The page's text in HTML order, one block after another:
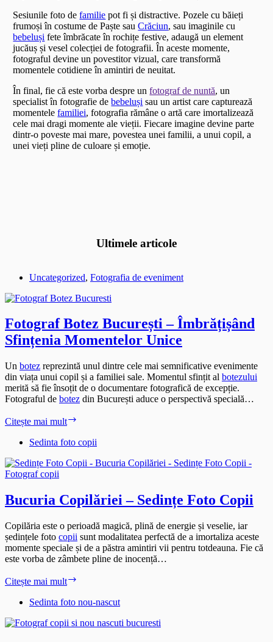
Sesiunile foto defamilie pot fi și distractive. Pozele cu băieți
frumoși în costume de Paște sauCrăciun, sau imaginile cu
bebeluși fete îmbrăcate în rochițe festive, adaugă un element
jucăuș și vesel colecției de fotografii. În aceste momente,
fotograful devine un povestitor vizual, care transformă
momentele cotidiene în amintiri de neuitat.
În final, fie că este vorba despre unfotograf de nuntă, un
specialist în fotografie debebeluși sau un artist care capturează
momentelefamiliei, fotografia rămâne o artă care imortalizează
cele mai dragi momente ale vieții. Fiecare imagine devine parte
dintr-o poveste mai mare, povestea unei familii, a unui copil, a
unei vieți pline de culoare și emoție.
Ultimele articole
Uncategorized, Fotografia de eveniment
Fotograf Botez București – Îmbrățișând
Sfințenia Momentelor Unice
Un botez reprezintă unul dintre cele mai semnificative evenimente
din viața unui copil și a familiei sale. Momentul sfințit al botezului
merită să fie însoțit de o documentare fotografică de excepție.
Fotograful de botez din București aduce o perspectivă specială…
Citește mai mult
București
Îmbrățișând
Unice
Sedinta foto copii
Bucuria Copilăriei – Sedințe Foto Copii
Copilăria este o perioadă magică, plină de energie și veselie, iar
ședințele foto copii sunt modalitatea perfectă de a imortaliza aceste
momente speciale și de a păstra amintiri vii pentru totdeauna. Fie că
este vorba de zâmbete pline de inocență…
Citește mai mult
–
Foto
Sedinta foto nou-nascut